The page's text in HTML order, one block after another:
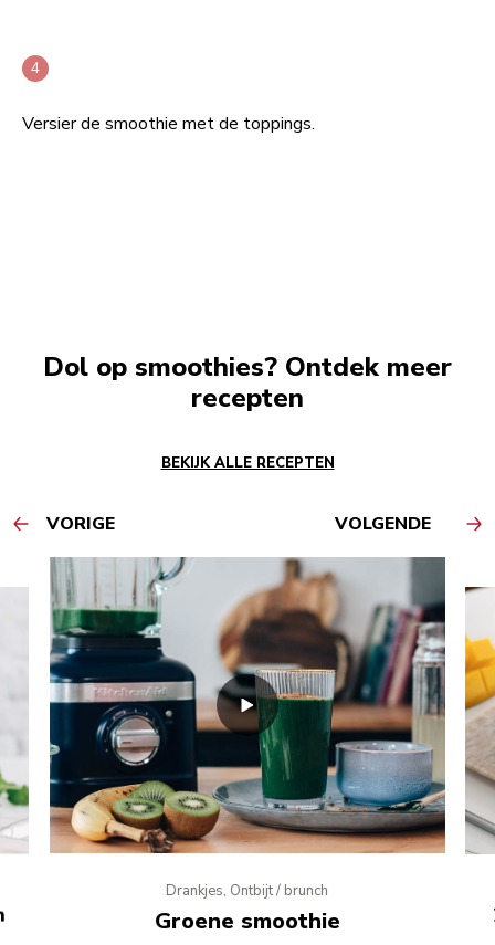
Versier de smoothie met de toppings.
Dol op smoothies? Ontdek meer
recepten
BEKIJK ALLE RECEPTEN
VORIGE VOLGENDE
Drankjes, Ontbijt / brunch
Groene smoothie